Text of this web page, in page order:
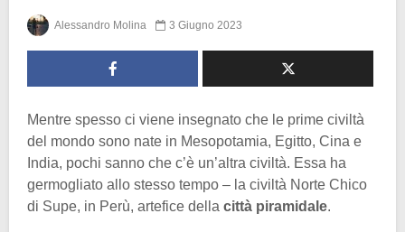
Alessandro Molina 3 Giugno 2023
Mentre spesso ci viene insegnato che le prime civiltà
del mondo sono nate in Mesopotamia, Egitto, Cina e
India, pochi sanno che c’è un’altra civiltà. Essa ha
germogliato allo stesso tempo – la civiltà Norte Chico
di Supe, in Perù, artefice della città piramidale.